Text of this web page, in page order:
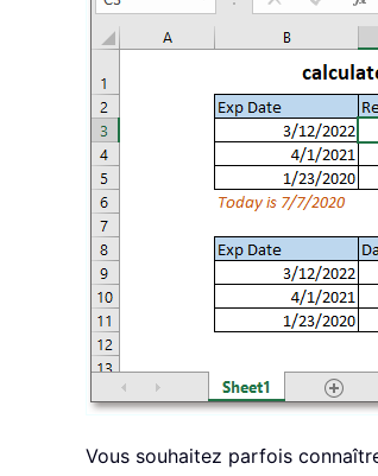
Vous souhaitez parfois